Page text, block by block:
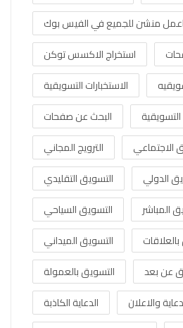
اعمل منشن للجميع في الفيس بوك
استخراج الاكسس توكن
الاستخبارات التسويقية
البحث عن صفحات
التسويقية
الترويج المجاني
الاجتماعي
التسويق التقليدي
الدولي
التسويق السياحي
المباشر
التسويق الميداني
التسويق بالعمولة
عن بعد
الدعاية الكاذبة
والاعلان